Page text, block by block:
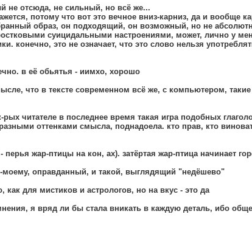
не отсюда, не сильный, но всё же...
потому что вот это вечное вниз-карниз, да и вообще
образ, он подходящий, он возможный, но не
суицидальными настроениями, может, лично у
конечно, это не означает, что это слово нельзя
в её обьятья - иимхо, хорошо
что в тексте современном всё же, с компьютером, такие
читателе в последнее время такая игра подобных
оттенками смысла, поднадоела. кто прав, кто
- перья жар-птицы на кон, ах). затёртая жар-птица начинает
оправданный, и такой, выглядящий "недёшево"
для мистиков и астрологов, но на вкус - это да
бы стала вникать в каждую деталь, ибо общее